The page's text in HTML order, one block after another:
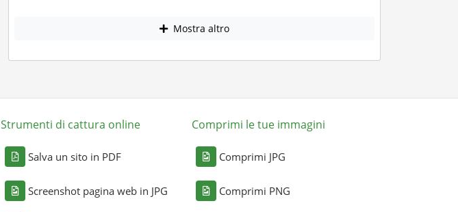
Mostra altro
Strumenti di cattura online
Salva un sito in PDF
Screenshot pagina web in JPG
Comprimi le tue immagini
Comprimi JPG
Comprimi PNG